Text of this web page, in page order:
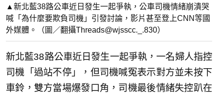
▲新北藍38路公車近日發生一起爭執，公車司機情緒崩潰哭
喊「為什麼要欺負司機」引發討論，影片甚至登上CNN等國
外媒體。（圖／翻攝Threads@wjsscc._.830）
新北藍38路公車近日發生一起爭執，一名婦人指控
司機「過站不停」，但司機喊冤表示對方並未按下
車鈴，雙方當場爆發口角，司機最後情緒失控趴在